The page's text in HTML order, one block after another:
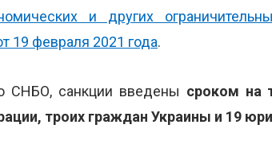
и других
19 февраля 2021 года.
СНБО, санкции введены сроком на
троих граждан Украины и 19